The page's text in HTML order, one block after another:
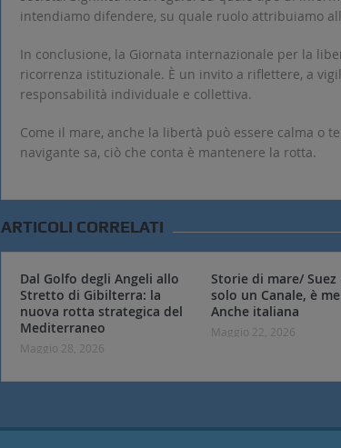
intendiamo difendere, su quale ruolo attribuiamo
In conclusione, la Giornata internazionale per la
ricorrenza istituzionale. È un invito a riflettere, a
responsabilità individuale e collettiva.
Come il mare, anche la libertà può essere calma o
navigante sa, ciò che conta è mantenere la rotta.
ARTICOLI CORRELATI
Dal Golfo degli Angeli allo
Stretto di Gibilterra: la
nuova rotta strategica del
Mediterraneo
Maggio 28, 2026
Storie di mare/ Suez
solo un Canale, è
Anche italiana
Maggio 22, 2026